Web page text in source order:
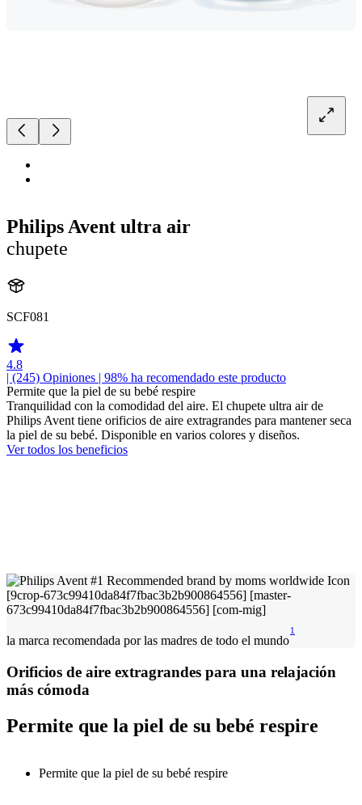
Philips Avent ultra air
chupete
SCF081
4.8
| (245) Opiniones | 98% ha recomendado este producto
Permite que la piel de su bebé respire
Tranquilidad con la comodidad del aire. El chupete ultra air de
Philips Avent tiene orificios de aire extragrandes para mantener seca
la piel de su bebé. Disponible en varios colores y diseños.
Ver todos los beneficios
la marca recomendada por las madres de todo el mundo
1
Orificios de aire extragrandes para una relajación
más cómoda
Permite que la piel de su bebé respire
Permite que la piel de su bebé respire